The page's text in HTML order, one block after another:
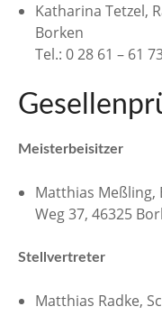
Katharina Tetzel,
Borken
Tel.: 0 28 61 – 61
Meisterbeisitzer
Matthias Meßling,
Weg 37, 46325
Stellvertreter
Matthias Radke,